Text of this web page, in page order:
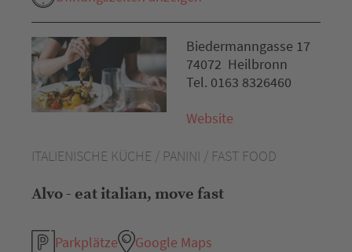
ITALIENISCHE KÜCHE / PANINI / FAST FOOD
Alvo - eat italian, move fast
Parkplätze
Google Maps
Biedermanngasse 17
74072 Heilbronn
Tel. 0163 8326460
Website